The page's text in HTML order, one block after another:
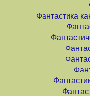
Фантастика